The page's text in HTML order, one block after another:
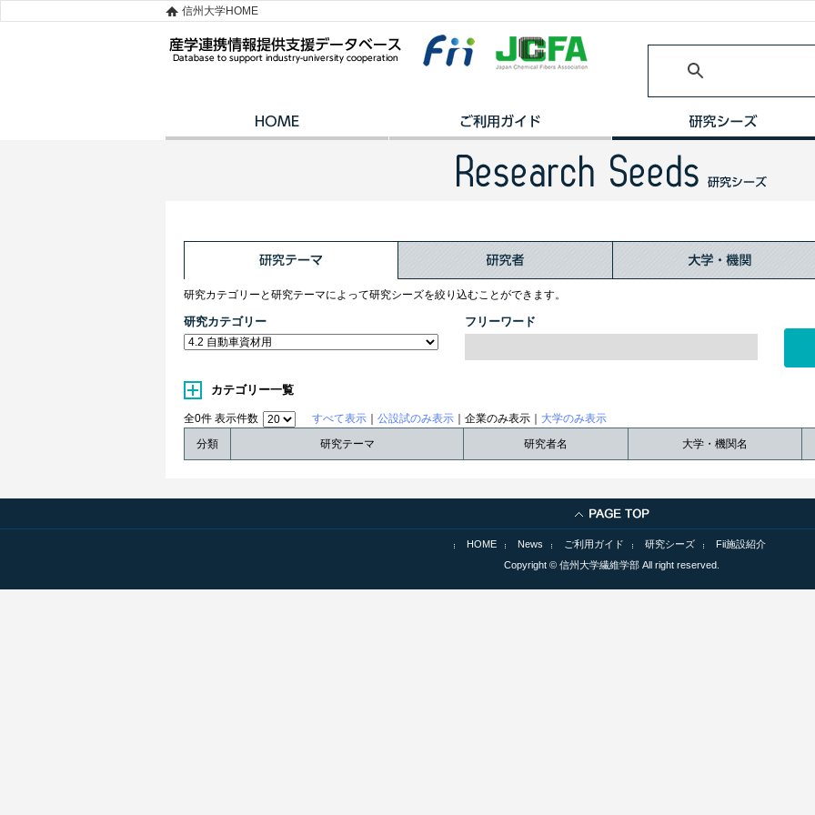
信州大学HOME
研究カテゴリーと研究テーマによって研究シーズを絞り込むことができます。
研究カテゴリー フリーワード
カテゴリー一覧
全0件 表示件数 すべて表示 公設試のみ表示 ｜企業のみ表示｜ 大学のみ表示
分類
研究テーマ 研究者名 大学・機関名
HOME News ご利用ガイド 研究シーズ
Fii施設紹介
Copyright © 信州大学繊維学部 All right reserved.